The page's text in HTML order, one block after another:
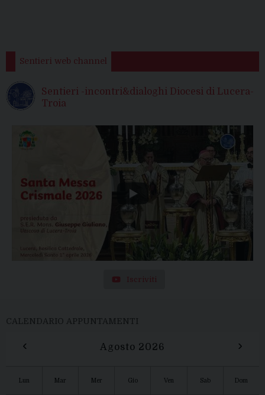
Sentieri web channel
Sentieri -incontri&dialoghi Diocesi di Lucera-
Troia
Iscriviti
CALENDARIO APPUNTAMENTI
‹ Agosto 2026 ›
Lun Mar Mer Gio Ven Sab Dom